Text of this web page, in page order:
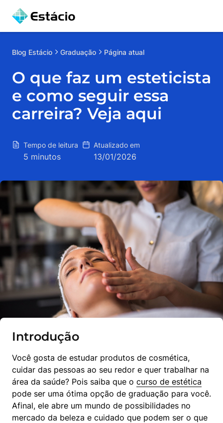
Blog Estácio Graduação Página atual
O que faz um esteticista
e como seguir essa
carreira? Veja aqui
Tempo de leitura
5 minutos
Atualizado em
13/01/2026
Introdução
Você gosta de estudar produtos de cosmética,
cuidar das pessoas ao seu redor e quer trabalhar na
área da saúde? Pois saiba que o curso de estética
pode ser uma ótima opção de graduação para você.
Afinal, ele abre um mundo de possibilidades no
mercado da beleza e cuidado que podem ser o que